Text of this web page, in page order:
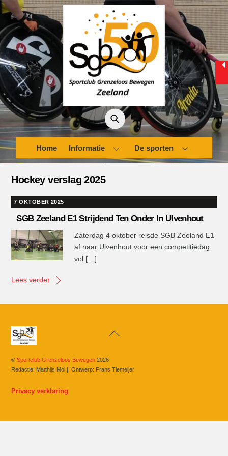
Skip
content
Home Informatie De sporten
Hockey verslag 2025
7 OKTOBER 2025
SGB Zeeland E1 Strijdend Ten Onder In Ulvenhout
Zaterdag 4 oktober reisde SGB Zeeland E1
af naar Ulvenhout voor een competitiedag
vol […]
Lees verder
Back
©Sportclub Grenzeloos Bewegen 2026
Redactie: Matthijs Mol || Ontwerp: Frans Tiemeijer
Privacy verklaring